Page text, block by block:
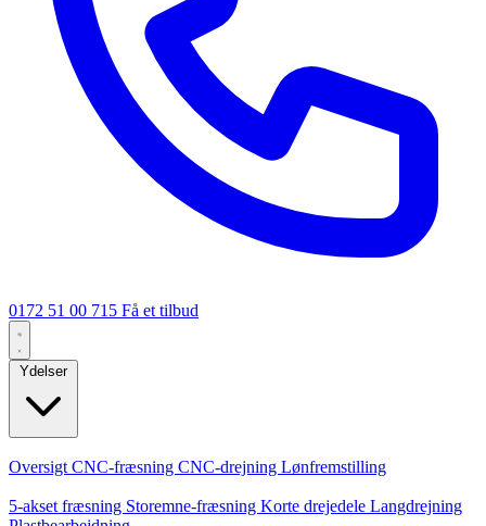
0172 51 00 715 Få et tilbud
Ydelser
Oversigt CNC-fræsning CNC-drejning Lønfremstilling
5-akset fræsning Storemne-fræsning Korte drejedele Langdrejning